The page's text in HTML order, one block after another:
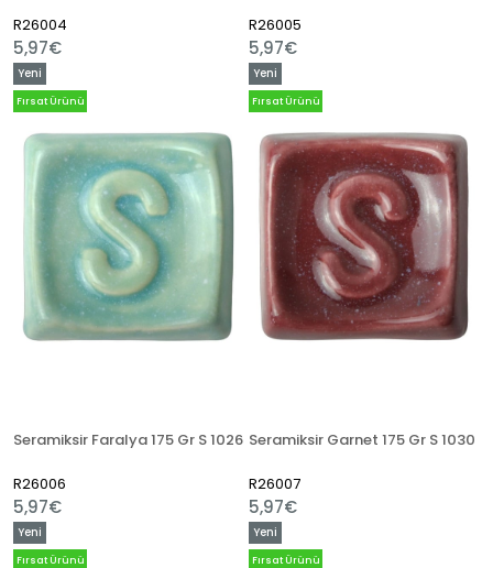
R26004
5,97€
R26005
5,97€
Seramiksir Faralya 175 Gr S 1026
R26006
5,97€
Yeni
Ürün
Fırsat Ürünü
Seramiksir Garnet 175 Gr S 1030
R26007
5,97€
Yeni
Ürün
Fırsat Ürünü
Yeni
Ürün
Fırsat Ürünü
Yeni
Ürün
Fırsat Ürünü